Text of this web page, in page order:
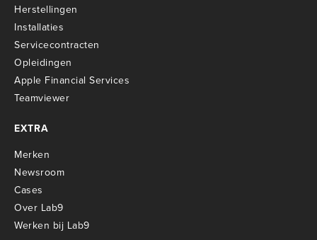
Herstellingen
Installaties
Servicecontracten
Opleidingen
Apple Financial Services
Teamviewer
EXTRA
Merken
Newsroom
Cases
Over Lab9
Werken bij Lab9